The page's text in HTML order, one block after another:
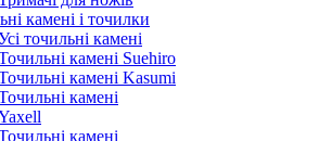
камені і точилки
точильні камені
камені Suehiro
камені Kasumi
камені
камені